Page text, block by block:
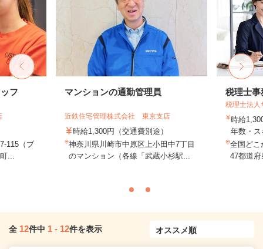
フ
115（ブ
...
マンションの通勤管理員
近鉄住宅管理株式会社 東京支店
時給1,300円（交通費別途）
神奈川県川崎市中原区上小田中7丁目
のマンション（各線「武蔵小杉駅...
税理士事
税理士法人
時給
年数・
全国どこ
47都道
全 12件中 1 - 12件を表示